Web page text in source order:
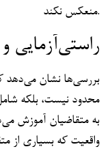
منعکس نکند.
راستی‌آزمایی
بررسی‌ها نشان می‌دهد
محدود نیست، بلکه
به متقاضیان آموزش
واقعیت که بسیاری از